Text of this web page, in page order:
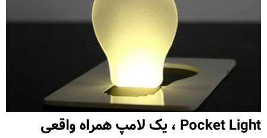
Pocket Light ، یک لامپ همراه واقعی